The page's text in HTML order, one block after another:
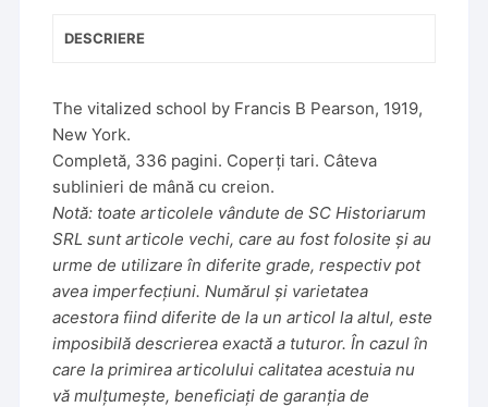
DESCRIERE
The vitalized school by Francis B Pearson, 1919,
New York.
Completă, 336 pagini. Coperți tari. Câteva
sublinieri de mână cu creion.
Notă: toate articolele vândute de SC Historiarum
SRL sunt articole vechi, care au fost folosite și au
urme de utilizare în diferite grade, respectiv pot
avea imperfecțiuni. Numărul și varietatea
acestora fiind diferite de la un articol la altul, este
imposibilă descrierea exactă a tuturor. În cazul în
care la primirea articolului calitatea acestuia nu
vă mulțumește, beneficiați de garanția de